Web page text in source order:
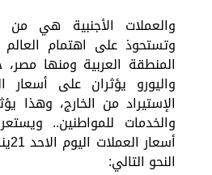
والعملات الأجنبية هي من
وتستحوذ على اهتمام
المنطقة العربية ومنها
واليورو يؤثران على أسعار
الإستيراد من الخارج، وهذا
والخدمات للمواطنين..
النحو التالي: